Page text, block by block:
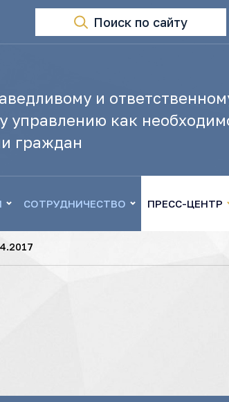
Поиск по сайту
и
управлению как
граждан
СОТРУДНИЧЕСТВО ПРЕСС-ЦЕНТР